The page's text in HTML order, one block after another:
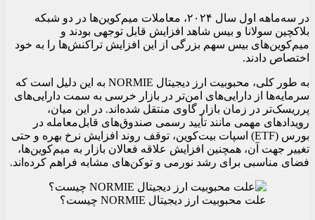
در سه‌ماهه اول سال ۲۰۲۴، معاملات میم‌کوین‌ها در دو شبکه
بلاکچین سولانا و بیس شاهد افزایش قابل توجهی بودند و
میم‌کوین‌های بیس سهم بزرگی از این افزایش تراکنش‌ها را به خود
اختصاص دادند.
به طور کلی، محبوبیت ارز دیجیتال NORMIE به این دلیل است که
سرمایه‌ها از دارایی‌های امن‌تر در بازار خرسی به سمت دارایی‌های
پرریسک‌تر در زمان بازار گاوی منتقل شده‌اند. در این میان،
رویدادهای مهمی مانند تأیید رسمی صندوق‌های قابل‌معامله در
بورس (ETF) اسپات بیت‌کوین، توقف روند افزایش نرخ بهره و حتی
تغییر جهت آن، همچنین افزایش علاقه فعالان بازار به میم‌کوین‌ها،
فضای مناسبی برای رشد نورمی و توکن‌های مشابه فراهم کرده‌اند.
علت محبوبیت ارز دیجیتال NORMIE چیست؟